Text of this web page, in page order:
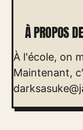
À PROPOS
À l'école, on
Maintenant,